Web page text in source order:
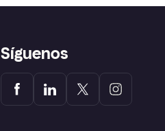
Síguenos